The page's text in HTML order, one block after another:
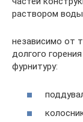
раствором
независимо от
долгого
фурнитуру: